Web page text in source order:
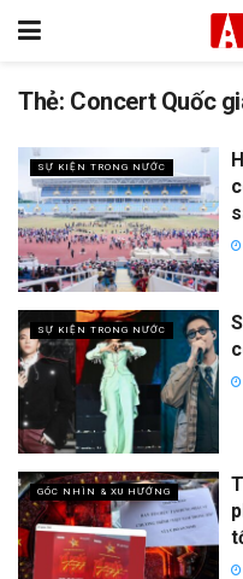
Thẻ: Concert Quốc
SỰ KIỆN TRONG NƯỚC
SỰ KIỆN TRONG NƯỚC
GÓC NHÌN & XU HƯỚNG